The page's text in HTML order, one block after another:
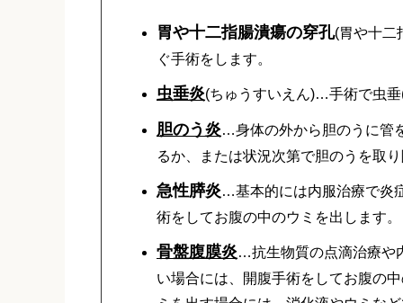
胃や十二指腸潰瘍の穿孔(胃や十二
ぐ手術をします。
虫垂炎(ちゅうすいえん)…手術で虫垂
胆のう炎…身体の外から胆のうに管
るか、または状況次第で胆のうを取り
急性膵炎…基本的には内服治療で炎
術をしてお腹の中のウミを出します。
骨盤腹膜炎…抗生物質の点滴治療や
い場合には、開腹手術をしてお腹の